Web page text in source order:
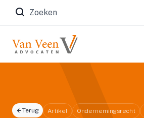
Zoeken naar:
Terug Artikel Ondernemingsrecht